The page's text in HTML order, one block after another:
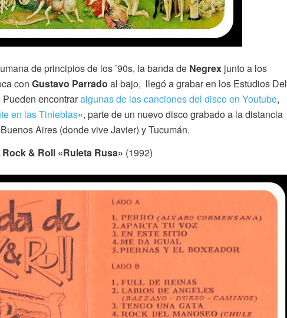
de principios de los ’90s, la banda de Negrex junto a los
con Gustavo Parrado al bajo, llegó a grabar en los Estudios Del
encontraralgunas de las canciones del disco en Youtube,
en las Tinieblas«, parte de un nuevo disco grabado a la distancia
Aires (donde vive Javier) y Tucumán.
& Roll «Ruleta Rusa» (1992)